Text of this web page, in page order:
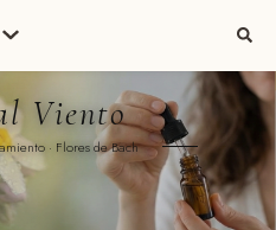
Viento
· Flores de Bach